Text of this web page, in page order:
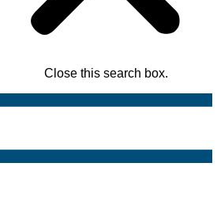
Close this search box.